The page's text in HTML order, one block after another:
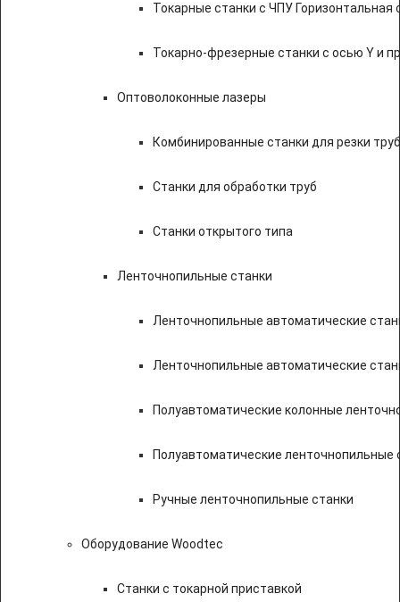
Токарные станки с ЧПУ Горизонтальная
Токарно-фрезерные станки с осью Y и
Оптоволоконные лазеры
Комбинированные станки для резки
Станки для обработки труб
Станки открытого типа
Ленточнопильные станки
Ленточнопильные автоматические
Ленточнопильные автоматические
Полуавтоматические колонные
Полуавтоматические ленточнопильные
Ручные ленточнопильные станки
Оборудование Woodtec
Станки с токарной приставкой